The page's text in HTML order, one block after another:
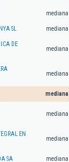
mediana
SL mediana
DE
mediana
mediana
mediana
mediana
EN
mediana
SA mediana